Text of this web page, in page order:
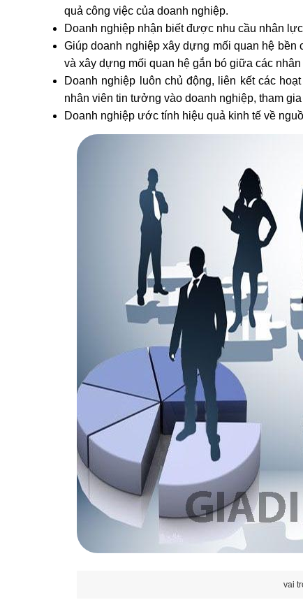
quả công việc của doanh nghiệp.
Doanh nghiệp nhận biết được nhu cầu nhân
Giúp doanh nghiệp xây dựng mối quan hệ
và xây dựng mối quan hệ gắn bó giữa các nhân
Doanh nghiệp luôn chủ động, liên kết các
nhân viên tin tưởng vào doanh nghiệp, tham
Doanh nghiệp ước tính hiệu quả kinh tế về
vai